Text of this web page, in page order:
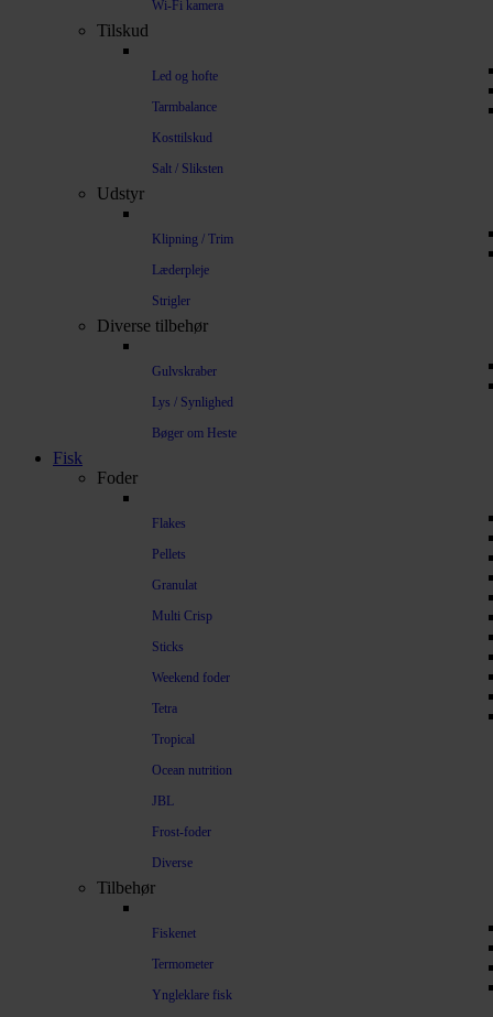
Wi-Fi kamera
Tilskud
Led og hofte
Tarmbalance
Kosttilskud
Salt / Sliksten
Udstyr
Klipning / Trim
Læderpleje
Strigler
Diverse tilbehør
Gulvskraber
Lys / Synlighed
Bøger om Heste
Fisk
Foder
Flakes
Pellets
Granulat
Multi Crisp
Sticks
Weekend foder
Tetra
Tropical
Ocean nutrition
JBL
Frost-foder
Diverse
Tilbehør
Fiskenet
Termometer
Yngleklare fisk